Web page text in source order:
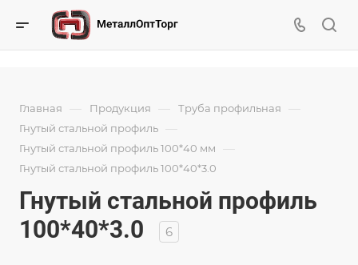
Главная — Продукция — Труба профильная —
Гнутый стальной профиль —
Гнутый стальной профиль 100*40 мм —
Гнутый стальной профиль 100*40*3.0
Гнутый стальной профиль
100*40*3.0
6